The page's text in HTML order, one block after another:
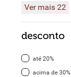
Ver mais 22
desconto
até 20%
acima de 30%